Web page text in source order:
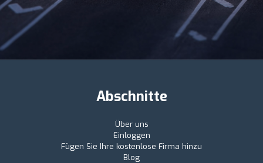
Abschnitte
Über uns
Einloggen
Fügen Sie Ihre kostenlose Firma hinzu
Blog